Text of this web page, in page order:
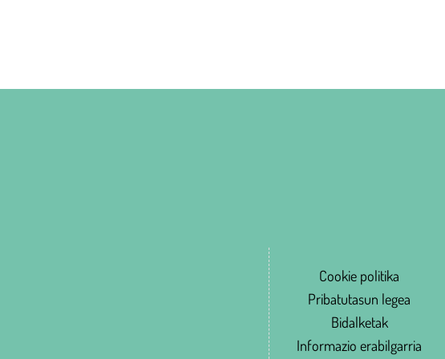
Cookie politika
Pribatutasun legea
Bidalketak
Informazio erabilgarria